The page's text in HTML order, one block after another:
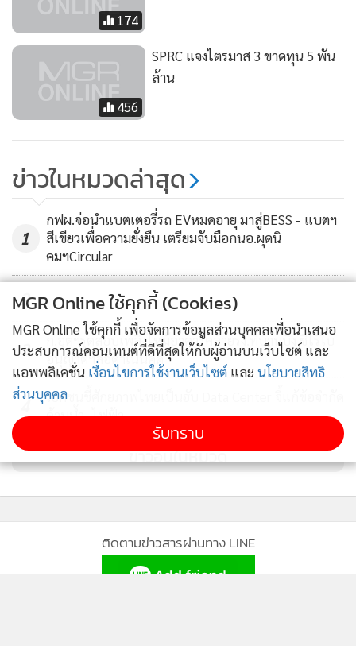
174
456
SPRC แจงไตรมาส 3 ขาดทุน 5 พัน
ล้าน
ข่าวในหมวดล่าสุด
1
กฟผ.จ่อนำแบตเตอรี่รถ EVหมดอายุ มาสู่BESS - แบตฯ
สีเขียวเพื่อความยั่งยืน เตรียมจับมือกนอ.ผุดนิ
คมฯCircular
2
3
ก.อุตฯรุดสอบเพลิงไหม้อาคารคล้ายรง.ที่บ้านบึง ชี้ไร้ใบ
อนุญาตฯส่อดำเนินคดี
4
เอกชนชี้ศักยภาพไทยเป็นฮับ Data Center จี้แก้ข้อจำกัด
ด้านน้ำ–ไฟฟ้า
ข่าวอื่นในหมวด
ติดตามข่าวสารผ่านทาง LINE
MGR Online ใช้คุกกี้ (Cookies)
MGR Online ใช้คุกกี้ เพื่อจัดการข้อมูลส่วนบุคคลเพื่อนำเสนอ
ประสบการณ์คอนเทนต์ที่ดีที่สุดให้กับผู้อ่านบนเว็บไซต์ และ
แอพพลิเคชั่น เงื่อนไขการใช้งานเว็บไซต์ และ นโยบายสิทธิ
ส่วนบุคคล
รับทราบ